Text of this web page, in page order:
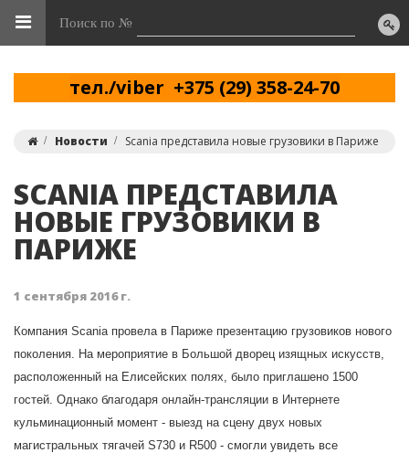
Поиск по №
тел./viber +375 (29) 358-24-70
Новости Scania представила новые грузовики в Париже
SCANIA ПРЕДСТАВИЛА
НОВЫЕ ГРУЗОВИКИ В
ПАРИЖЕ
1 сентября 2016 г.
Компания Scania провела в Париже презентацию грузовиков нового
поколения. На мероприятие в Большой дворец изящных искусств,
расположенный на Елисейских полях, было приглашено 1500
гостей. Однако благодаря онлайн-трансляции в Интернете
кульминационный момент - выезд на сцену двух новых
магистральных тягачей S730 и R500 - смогли увидеть все